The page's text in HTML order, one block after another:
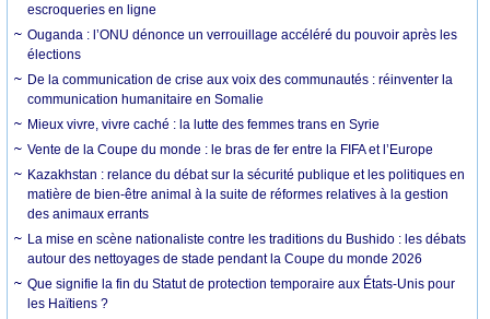
escroqueries en ligne
Ouganda : l’ONU dénonce un verrouillage accéléré du pouvoir après les
élections
De la communication de crise aux voix des communautés : réinventer la
communication humanitaire en Somalie
Mieux vivre, vivre caché : la lutte des femmes trans en Syrie
Vente de la Coupe du monde : le bras de fer entre la FIFA et l’Europe
Kazakhstan : relance du débat sur la sécurité publique et les politiques en
matière de bien-être animal à la suite de réformes relatives à la gestion
des animaux errants
La mise en scène nationaliste contre les traditions du Bushido : les débats
autour des nettoyages de stade pendant la Coupe du monde 2026
Que signifie la fin du Statut de protection temporaire aux États-Unis pour
les Haïtiens ?